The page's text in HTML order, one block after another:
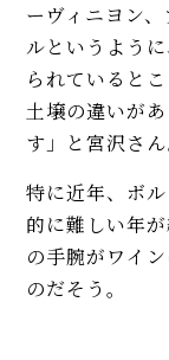
ーヴィニヨン
ルというよう
られていると
土壌の違いが
す」と宮沢さん
特に近年、ボ
的に難しい年
の手腕がワイ
のだそう。